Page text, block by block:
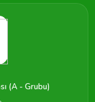
(A - Grubu)